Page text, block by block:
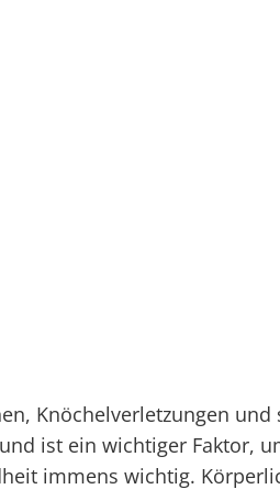
Knöchelverletzungen
ist ein wichtiger Faktor,
immens wichtig.